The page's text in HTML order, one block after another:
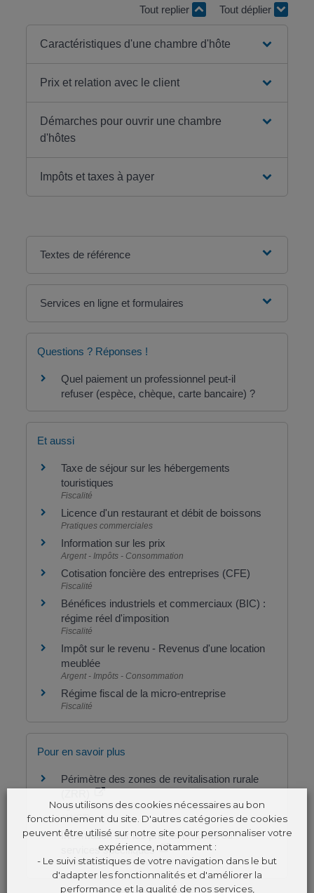
Tout replier Tout déplier
Caractéristiques d'une chambre d'hôte
Prix et relation avec le client
Démarches pour ouvrir une chambre
d'hôtes
Impôts et taxes à payer
Textes de référence
Services en ligne et formulaires
Questions ? Réponses !
Quel paiement un professionnel peut-il
refuser (espèce, chèque, carte bancaire) ?
Et aussi
Taxe de séjour sur les hébergements
touristiques
Fiscalité
Licence d'un restaurant et débit de boissons
Pratiques commerciales
Information sur les prix
Argent - Impôts - Consommation
Cotisation foncière des entreprises (CFE)
Fiscalité
Bénéfices industriels et commerciaux (BIC) :
régime réel d'imposition
Fiscalité
Impôt sur le revenu - Revenus d'une location
meublée
Argent - Impôts - Consommation
Régime fiscal de la micro-entreprise
Fiscalité
Pour en savoir plus
Périmètre des zones de revitalisation rurale
Agence nationale de la cohésion des territoires
(ANCT)
Information sur les prix de produits ou
services spécifiques
Institut national de la consommation (INC)
Nous utilisons des cookies nécessaires au bon
fonctionnement du site. D'autres catégories de cookies
peuvent être utilisé sur notre site pour personnaliser votre
expérience, notamment :
- Le suivi statistiques de votre navigation dans le but
d'adapter les fonctionnalités et d'améliorer la
performance et la qualité de nos services,